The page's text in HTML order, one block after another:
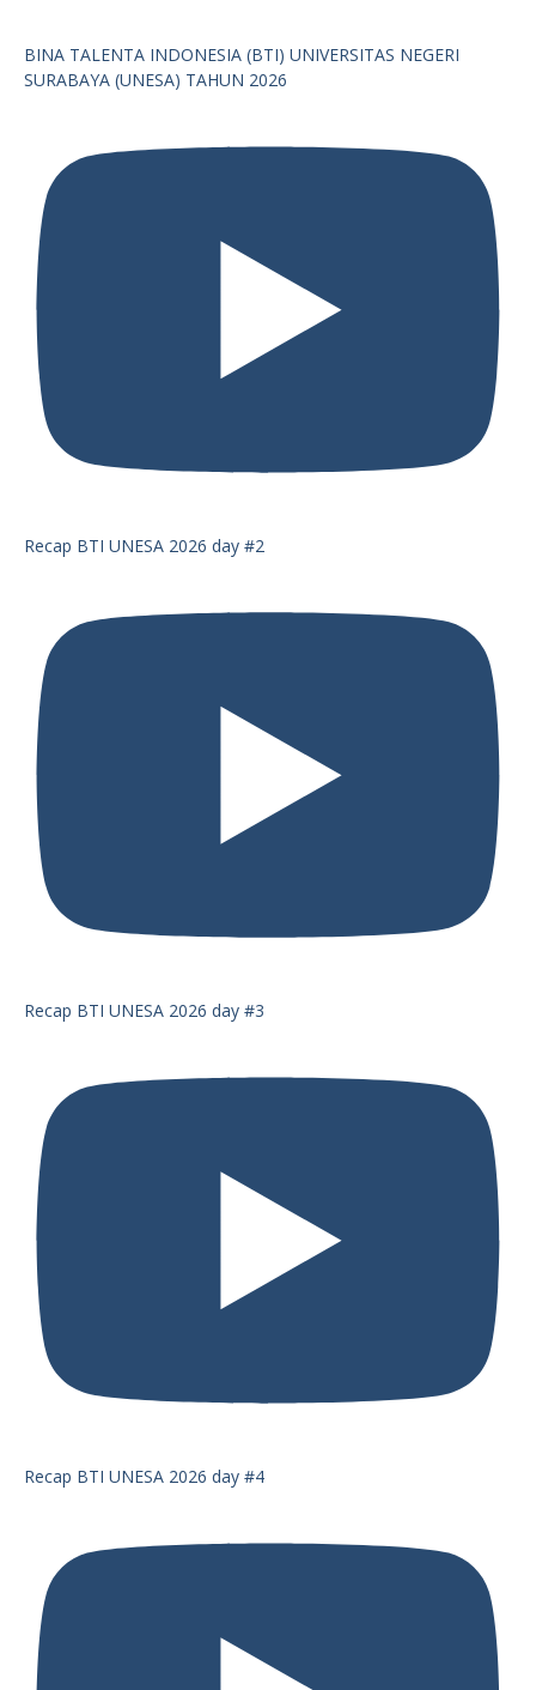
BINA TALENTA INDONESIA (BTI) UNIVERSITAS NEGERI
SURABAYA (UNESA) TAHUN 2026
Recap BTI UNESA 2026 day #2
Recap BTI UNESA 2026 day #3
Recap BTI UNESA 2026 day #4